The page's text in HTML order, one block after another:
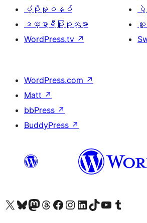
ပံ့ပိုးမှုစနစ်
ဒဏ္ဍာရီပြုစုသူများ
WordPress.tv ↗
လှူ
WordPress.com ↗
Matt ↗
bbPress ↗
BuddyPress ↗
ကျွန်ုပ်တို့၏ X (ယခင် Twitter) အကောင့်သို့ သွားရောက်ကြည့်ရှုပါကျွန်ုပ်တို့၏ Bluesky အကောင့်သို့ ဝင်ရောက်ကြည့်ရှုရန်
ကျွန်ုပ်တို့၏ Mastodon အကောင့်သို့ သွားရောက်ကြည့်ရှုပါကျွန်ုပ်တို့၏ Threads အကောင့်သို့ ဝင်ရောက်ကြည့်ရှုရန်
ကျွန်ုပ်တို့၏ Facebook စာမျက်နှာသို့ သွားရောက်ကြည့်ရှုပါကျွန်ုပ်တို့၏ Instagram အကောင့်သို့ သွားရောက်ကြည့်ရှုပါ ကျွန်ုပ်တို့၏ LinkedIn အကောင့်သို့ သွားရောက်ကြည့်ရှုပါကျွန်ုပ်တို့၏ TikTok အကောင့်သို့ ဝင်ရောက်ကြည့်ရှုရန်
ကျွန်ုပ်တို့၏ YouTube ချန်နယ်သို့ သွားရောက်ကြည့်ရှုပါ ကျွန်ုပ်တို့၏ Tumblr အကောင့်သို့ ဝင်ရောက်ကြည့်ရှုရန်